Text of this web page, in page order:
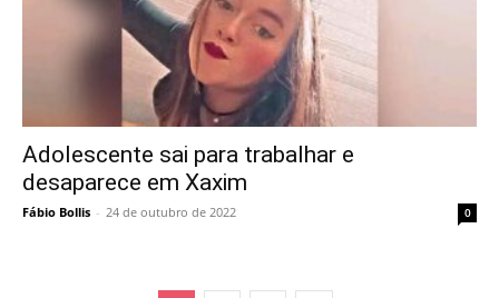
Adolescente sai para trabalhar e
desaparece em Xaxim
Fábio Bollis - 24 de outubro de 2022 0